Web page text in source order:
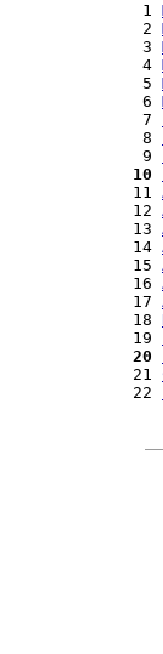
1
2
3
4
5
6
7
8
9
10
11
12
13
14
15
16
17
18
19
20
21
22